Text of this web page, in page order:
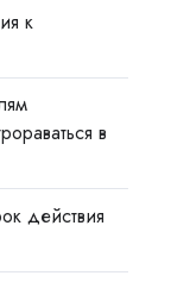
к
в
действия